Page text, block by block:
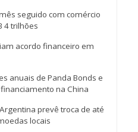
seguido com comércio
4 trilhões
acordo financeiro em
anuais de Panda Bonds e
na China
prevê troca de até
locais